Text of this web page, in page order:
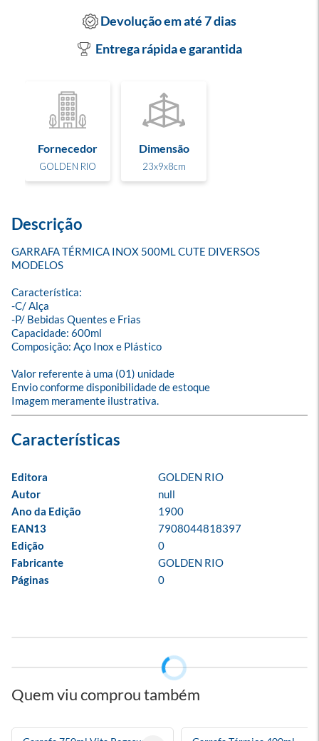
Devolução em até 7 dias
Entrega rápida e garantida
Fornecedor
GOLDEN RIO
Dimensão
23x9x8cm
Descrição
GARRAFA TÉRMICA INOX 500ML CUTE DIVERSOS
MODELOS
Característica:
-C/ Alça
-P/ Bebidas Quentes e Frias
Capacidade: 600ml
Composição: Aço Inox e Plástico
Valor referente à uma (01) unidade
Envio conforme disponibilidade de estoque
Imagem meramente ilustrativa.
Editora
GOLDEN RIO
Autor
null
Ano da Edição
1900
EAN13
7908044818397
Edição
0
Fabricante
GOLDEN RIO
Páginas
0
Quem viu comprou também